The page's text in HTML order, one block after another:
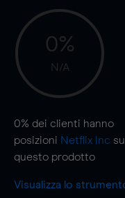
0%
N/A
0% dei clienti hanno
posizioni Netflix Inc su
questo prodotto
Visualizza lo